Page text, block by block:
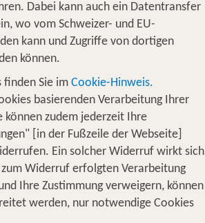
Dabei kann auch ein Datentransfer
wo vom Schweizer- und EU-
kann und Zugriffe von dortigen
können.
Sie im Cookie-Hinweis.
basierenden Verarbeitung Ihrer
können zudem jederzeit Ihre
[in der Fußzeile der Webseite]
Ein solcher Widerruf wirkt sich
Widerruf erfolgten Verarbeitung
Ihre Zustimmung verweigern, können
werden, nur notwendige Cookies